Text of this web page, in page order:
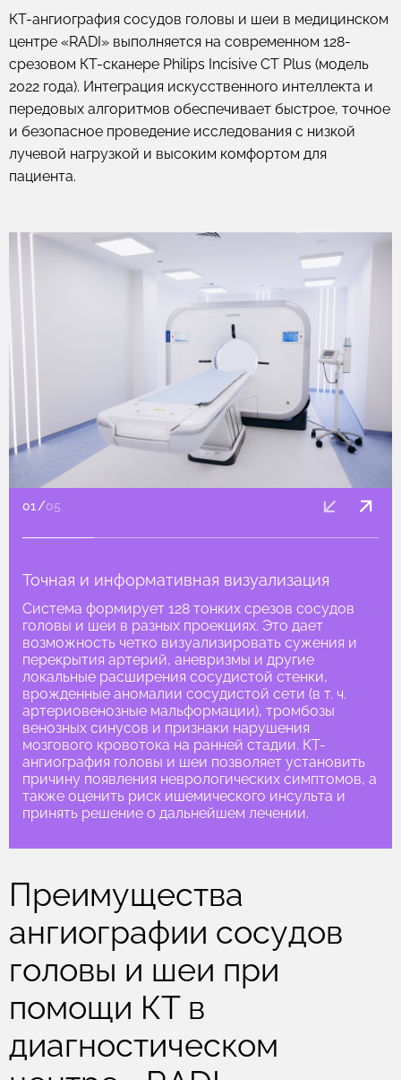
КТ-ангиография сосудов головы и шеи в медицинском
центре «RADI» выполняется на современном 128-
срезовом КТ-сканере Philips Incisive CT Plus (модель
2022 года). Интеграция искусственного интеллекта и
передовых алгоритмов обеспечивает быстрое, точное
и безопасное проведение исследования с низкой
лучевой нагрузкой и высоким комфортом для
пациента.
Точная и информативная визуализация
Система формирует 128 тонких срезов сосудов
головы и шеи в разных проекциях. Это дает
возможность четко визуализировать сужения и
перекрытия артерий, аневризмы и другие
локальные расширения сосудистой стенки,
врожденные аномалии сосудистой сети (в т. ч.
артериовенозные мальформации), тромбозы
венозных синусов и признаки нарушения
мозгового кровотока на ранней стадии. КТ-
ангиография головы и шеи позволяет установить
причину появления неврологических симптомов, а
также оценить риск ишемического инсульта и
принять решение о дальнейшем лечении.
01 /05
Преимущества
ангиографии сосудов
головы и шеи при
помощи КТ в
диагностическом